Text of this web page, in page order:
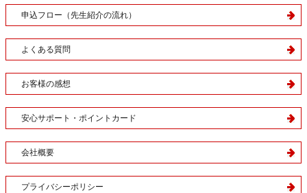
申込フロー（先生紹介の流れ）
よくある質問
お客様の感想
安心サポート・ポイントカード
会社概要
プライバシーポリシー